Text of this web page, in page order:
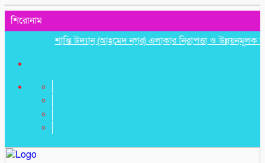
শিরোনাম
শান্তি উদ্যান (আহমেদ নগর) এলাকার নিরাপত্তা ও উন্নয়নমূলক জরুরি